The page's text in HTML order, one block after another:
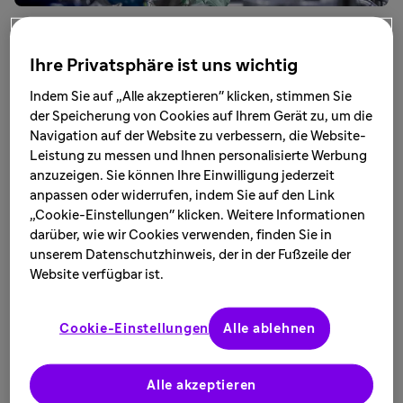
Responsible Scientist bei Sanofi
Herstellungsprozesse in der Forschung und
Entwicklung und implementiert neue Projekte.
Ihre Aufgaben sind komplex, anspruchsvoll und
herausfordernd – beste Voraussetzungen, findet
die Bioingenieurin.
Derzeit betreut Julia Schwendner in einem Nanobody
Projekt den Prozesstransfer aus den Laboren auf die
Sanofi. Dabei wird der biologische Wirkstoff, der aus
gentechnisch modifizierten Bakterien oder Hefekulturen
hergestellt. „Bei so einem Transferprojekt muss ich
Ihre Privatsphäre ist uns wichtig
Indem Sie auf „Alle akzeptieren" klicken, stimmen Sie
der Speicherung von Cookies auf Ihrem Gerät zu, um die
Navigation auf der Website zu verbessern, die Website-
Leistung zu messen und Ihnen personalisierte Werbung
anzuzeigen. Sie können Ihre Einwilligung jederzeit
anpassen oder widerrufen, indem Sie auf den Link
„Cookie-Einstellungen" klicken. Weitere Informationen
darüber, wie wir Cookies verwenden, finden Sie in
unserem Datenschutzhinweis, der in der Fußzeile der
Website verfügbar ist.
Cookie-Einstellungen
Alle akzeptieren
Alle ablehnen